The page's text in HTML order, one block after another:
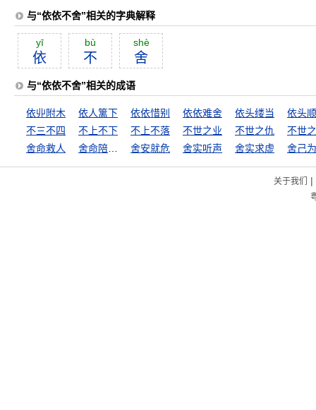
与“依依不舍”相关的字典解释
yī
依
bù
不
shè
舍
与“依依不舍”相关的成语
依丱附木 依人篱下 依依惜别 依依难舍 依头缕当
依头
不三不四
不上不下 不上不落 不世之业 不世之仇
不世
舍命救人
舍安就危 舍实听声 舍实求虚 舍己
关于我们 |